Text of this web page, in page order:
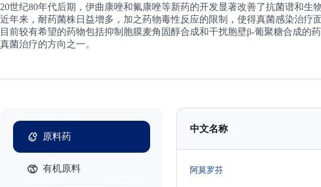
20世纪80年代后期，伊曲康唑和氟康唑等新药的开发显著改善了抗菌谱和
近年来，耐药菌株日益增多，加之药物毒性反应的限制，使得真菌感染治疗
目前较有希望的药物包括抑制胞膜麦角固醇合成和干扰胞壁β-葡聚糖合成
真菌治疗的方向之一。
原料药
有机原料
中文名称
阿莫罗芬